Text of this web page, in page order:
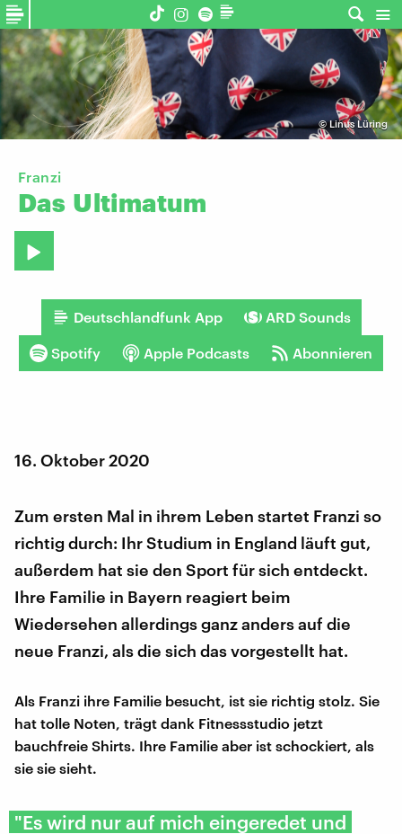
©Linus Lüring
Franzi
Das Ultimatum
Deutschlandfunk App ARD Sounds
Spotify Apple Podcasts Abonnieren
16. Oktober 2020
Zum ersten Mal in ihrem Leben startet Franzi so
richtig durch: Ihr Studium in England läuft gut,
außerdem hat sie den Sport für sich entdeckt.
Ihre Familie in Bayern reagiert beim
Wiedersehen allerdings ganz anders auf die
neue Franzi, als die sich das vorgestellt hat.
Als Franzi ihre Familie besucht, ist sie richtig stolz. Sie
hat tolle Noten, trägt dank Fitnessstudio jetzt
bauchfreie Shirts. Ihre Familie aber ist schockiert, als
sie sie sieht.
"Es wird nur auf mich eingeredet und